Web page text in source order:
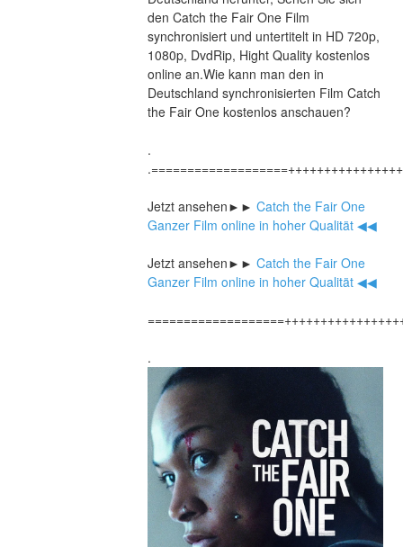
den Catch the Fair One Film
synchronisiert und untertitelt in HD 720p,
1080p, DvdRip, Hight Quality kostenlos
online an.Wie kann man den in
Deutschland synchronisierten Film Catch
the Fair One kostenlos anschauen?
.
Jetzt ansehen►► Catch the Fair One
Ganzer Film online in hoher Qualität ◀◀
Jetzt ansehen►► Catch the Fair One
Ganzer Film online in hoher Qualität ◀◀
.